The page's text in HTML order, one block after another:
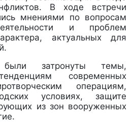
В ходе встречи
мнениями по вопросам
и проблем
актуальных для
затронуты темы,
современных
операциям,
условиях, защите
из зон вооруженных